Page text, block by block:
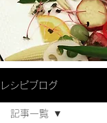
レシピブログ
記事一覧